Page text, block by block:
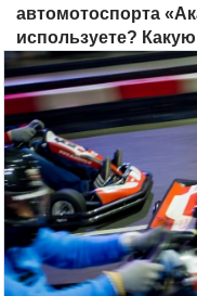
автомотоспорта
используете?